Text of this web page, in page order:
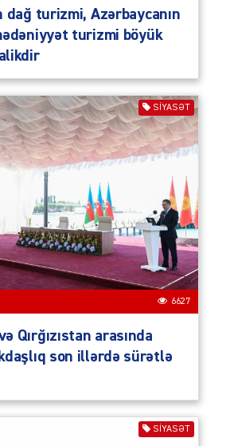
dağ turizmi, Azərbaycanın
turizmi böyük
SIYASƏT
6627
Qırğızıstan arasında
son illərdə sürətlə
SIYASƏT